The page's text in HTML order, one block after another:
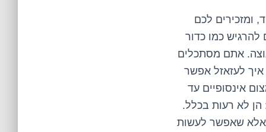
ומזכירים לכם
להרגיש כמו כדור
אתם מסתכלים
לעזאזל אפשר
אינסופיים עד
הן לא רעות בכלל.
אלא שאפשר לעשות